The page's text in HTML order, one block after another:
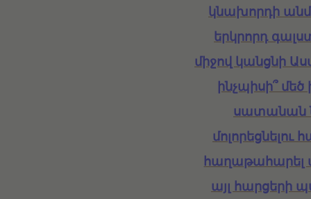
կնախորդի
երկրորդ
միջով կանցնի
ինչպիսի՞
սատանան
հաղաթահարել
այլ հարցերի